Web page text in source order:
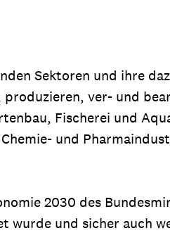
Sektoren und ihre
ver- und
Fischerei und
und
2030 des
wurde und sicher auch